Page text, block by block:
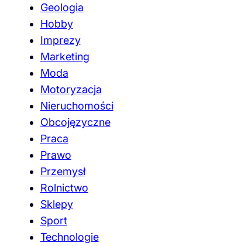
Geologia
Hobby
Imprezy
Marketing
Moda
Motoryzacja
Nieruchomości
Obcojęzyczne
Praca
Prawo
Przemysł
Rolnictwo
Sklepy
Sport
Technologie